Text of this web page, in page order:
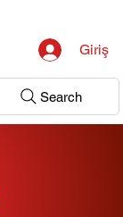
Giriş
Search